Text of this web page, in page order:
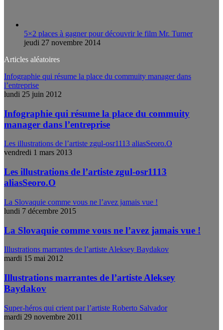
5×2 places à gagner pour découvrir le film Mr. Turner
jeudi 27 novembre 2014
Articles aléatoires
Infographie qui résume la place du commuity manager dans
l’entreprise
lundi 25 juin 2012
Infographie qui résume la place du commuity
manager dans l’entreprise
Les illustrations de l’artiste zgul-osr1113 aliasSeoro.O
vendredi 1 mars 2013
Les illustrations de l’artiste zgul-osr1113
aliasSeoro.O
La Slovaquie comme vous ne l’avez jamais vue !
lundi 7 décembre 2015
La Slovaquie comme vous ne l’avez jamais vue !
Illustrations marrantes de l’artiste Aleksey Baydakov
mardi 15 mai 2012
Illustrations marrantes de l’artiste Aleksey
Baydakov
Super-héros qui crient par l’artiste Roberto Salvador
mardi 29 novembre 2011